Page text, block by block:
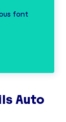
font
Auto